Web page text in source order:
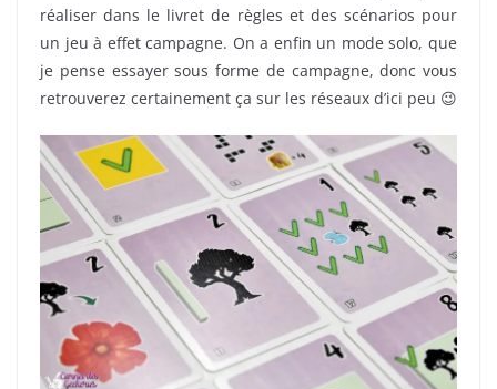
réaliser dans le livret de règles et des scénarios pour
un jeu à effet campagne. On a enfin un mode solo, que
je pense essayer sous forme de campagne, donc vous
retrouverez certainement ça sur les réseaux d’ici peu 😉